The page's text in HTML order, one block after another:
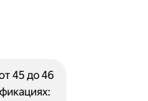
45 до 46